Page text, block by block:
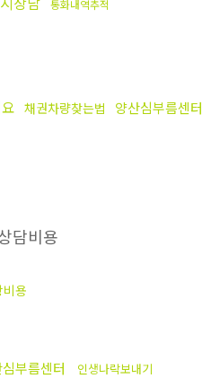
통화내역추적
채권차량찾는법 양산심부름센터
담비용
비용
부름센터 인생나락보내기